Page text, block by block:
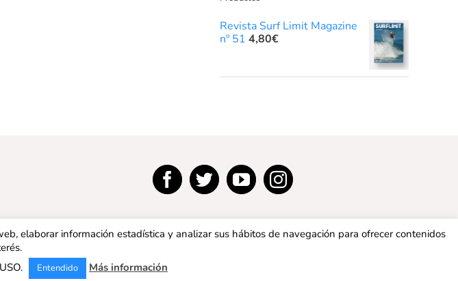
Revista Surf Limit Magazine
nº 51 4,80€
elaborar información estadística y analizar sus hábitos de navegación para ofrecer contenidos
Entendido Más información